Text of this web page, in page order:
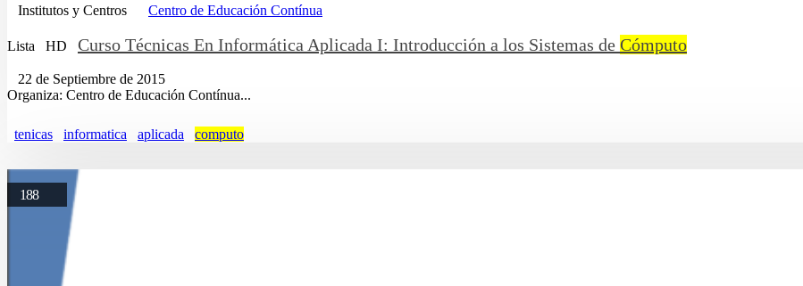
Institutos y Centros Centro de Educación Contínua
Lista HD Curso Técnicas En Informática Aplicada I: Introducción a los Sistemas de Cómputo
22 de Septiembre de 2015
Organiza: Centro de Educación Contínua...
tenicas informatica aplicada computo
188